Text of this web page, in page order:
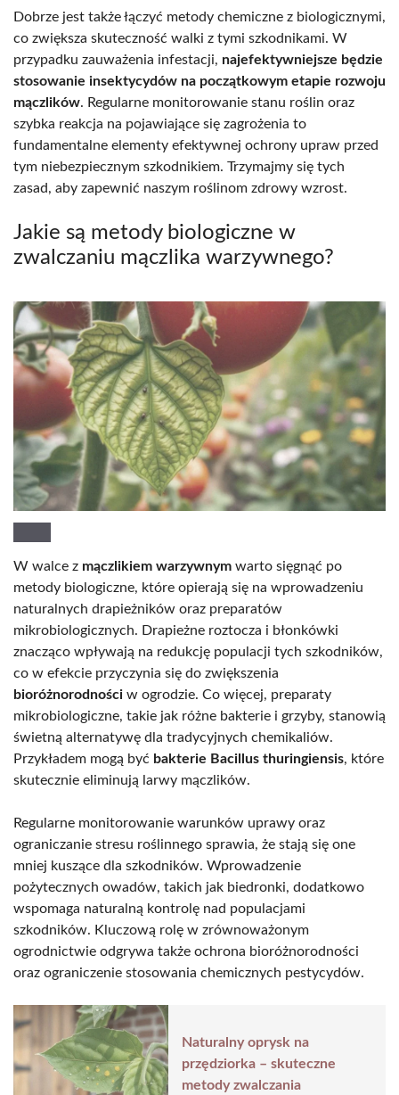
Dobrze jest także łączyć metody chemiczne z biologicznymi,
co zwiększa skuteczność walki z tymi szkodnikami. W
przypadku zauważenia infestacji, najefektywniejsze będzie
stosowanie insektycydów na początkowym etapie rozwoju
mączlików. Regularne monitorowanie stanu roślin oraz
szybka reakcja na pojawiające się zagrożenia to
fundamentalne elementy efektywnej ochrony upraw przed
tym niebezpiecznym szkodnikiem. Trzymajmy się tych
zasad, aby zapewnić naszym roślinom zdrowy wzrost.
Jakie są metody biologiczne w
zwalczaniu mączlika warzywnego?
W walce z mączlikiem warzywnym warto sięgnąć po
metody biologiczne, które opierają się na wprowadzeniu
naturalnych drapieżników oraz preparatów
mikrobiologicznych. Drapieżne roztocza i błonkówki
znacząco wpływają na redukcję populacji tych szkodników,
co w efekcie przyczynia się do zwiększenia
bioróżnorodności w ogrodzie. Co więcej, preparaty
mikrobiologiczne, takie jak różne bakterie i grzyby, stanowią
świetną alternatywę dla tradycyjnych chemikaliów.
Przykładem mogą być bakterie Bacillus thuringiensis, które
skutecznie eliminują larwy mączlików.
Regularne monitorowanie warunków uprawy oraz
ograniczanie stresu roślinnego sprawia, że stają się one
mniej kuszące dla szkodników. Wprowadzenie
pożytecznych owadów, takich jak biedronki, dodatkowo
wspomaga naturalną kontrolę nad populacjami
szkodników. Kluczową rolę w zrównoważonym
ogrodnictwie odgrywa także ochrona bioróżnorodności
oraz ograniczenie stosowania chemicznych pestycydów.
Naturalny oprysk na
przędziorka – skuteczne
metody zwalczania